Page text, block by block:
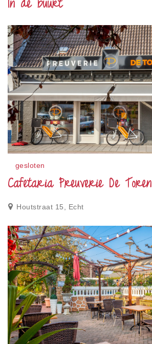
In de buurt
gesloten
Cafetaria Preuverie De Toren
Houtstraat 15, Echt